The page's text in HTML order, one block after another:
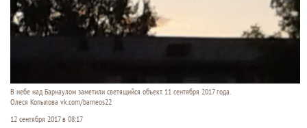
В небе над Барнаулом заметили светящийся объект. 11 сентября 2017 года.
Олеся Копылова vk.com/barneos22
12 сентября 2017 в 08:17